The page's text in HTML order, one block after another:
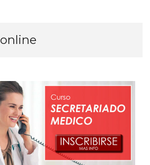
online